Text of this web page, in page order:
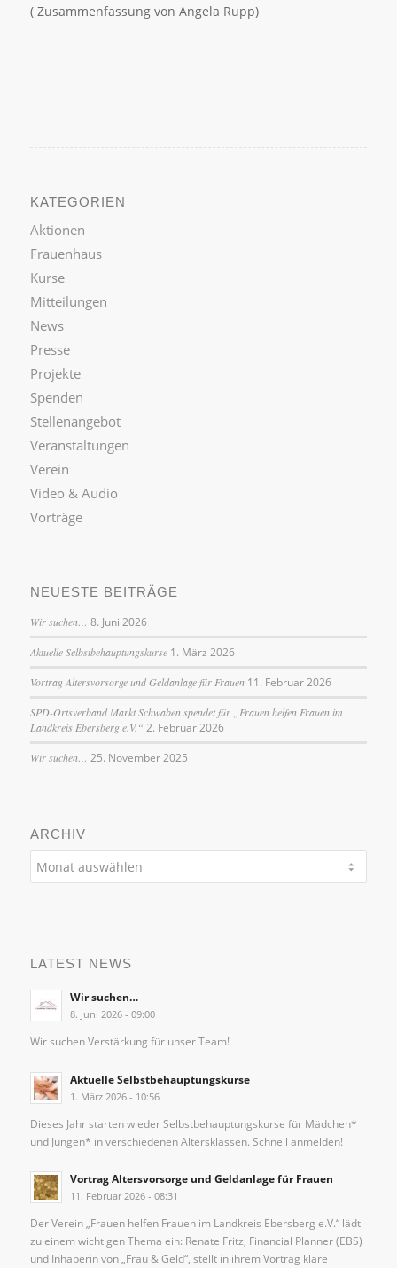
( Zusammenfassung von Angela Rupp)
KATEGORIEN
Aktionen
Frauenhaus
Kurse
Mitteilungen
News
Presse
Projekte
Spenden
Stellenangebot
Veranstaltungen
Verein
Video & Audio
Vorträge
NEUESTE BEITRÄGE
Wir suchen… 8. Juni 2026
Aktuelle Selbstbehauptungskurse 1. März 2026
Vortrag Altersvorsorge und Geldanlage für Frauen 11. Februar 2026
SPD-Ortsverband Markt Schwaben spendet für „Frauen helfen Frauen im
Landkreis Ebersberg e.V.“ 2. Februar 2026
Wir suchen… 25. November 2025
ARCHIV
LATEST NEWS
Wir suchen…
8. Juni 2026 - 09:00
Wir suchen Verstärkung für unser Team!
Aktuelle Selbstbehauptungskurse
1. März 2026 - 10:56
Dieses Jahr starten wieder Selbstbehauptungskurse für Mädchen*
und Jungen* in verschiedenen Altersklassen. Schnell anmelden!
Vortrag Altersvorsorge und Geldanlage für Frauen
11. Februar 2026 - 08:31
Der Verein „Frauen helfen Frauen im Landkreis Ebersberg e.V.“ lädt
zu einem wichtigen Thema ein: Renate Fritz, Financial Planner (EBS)
und Inhaberin von „Frau & Geld“, stellt in ihrem Vortrag klare